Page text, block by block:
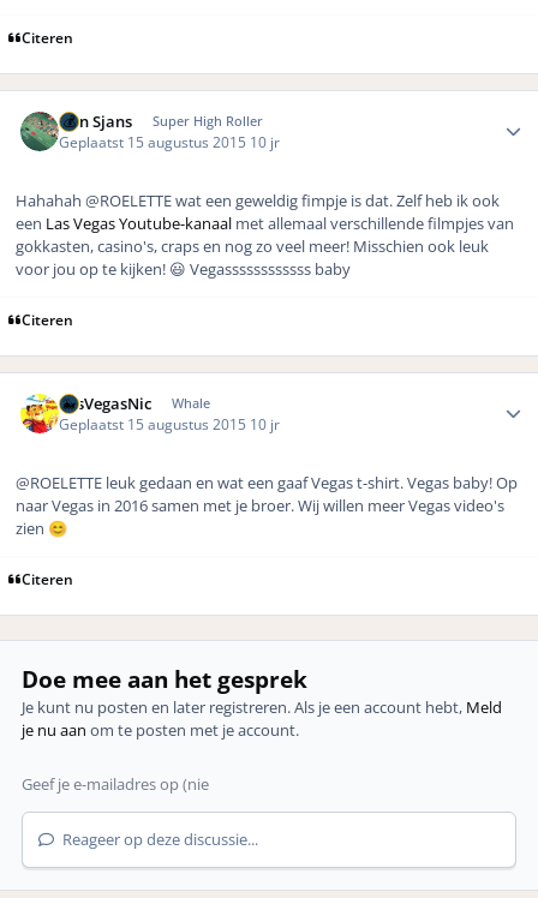
Citeren
Bon Sjans Super High Roller
Geplaatst 15 augustus 2015 10 jr
Hahahah @ROELETTE wat een geweldig fimpje is dat. Zelf heb ik ook
een Las Vegas Youtube-kanaal met allemaal verschillende filmpjes van
gokkasten, casino's, craps en nog zo veel meer! Misschien ook leuk
voor jou op te kijken! 😃 Vegassssssssssss baby
Citeren
LasVegasNic Whale
Geplaatst 15 augustus 2015 10 jr
@ROELETTE leuk gedaan en wat een gaaf Vegas t-shirt. Vegas baby! Op
naar Vegas in 2016 samen met je broer. Wij willen meer Vegas video's
zien 😊
Citeren
Doe mee aan het gesprek
Je kunt nu posten en later registreren. Als je een account hebt, Meld
je nu aan om te posten met je account.
Reageer op deze discussie...